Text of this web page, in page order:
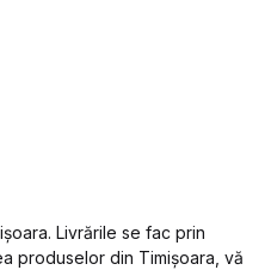
Livrările se fac prin
produselor din Timișoara, vă